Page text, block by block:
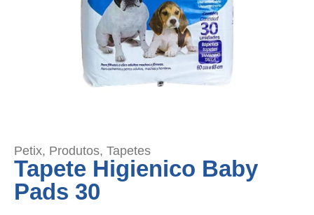
Petix, Produtos, Tapetes
Tapete Higienico Baby
Pads 30